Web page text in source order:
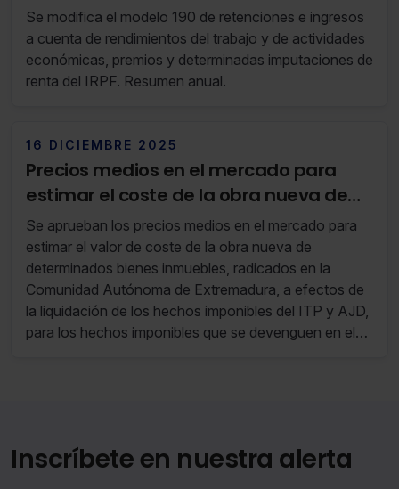
premios e imputaciones de renta en el
IRPF de Araba
Se modifica el modelo 190 de retenciones e ingresos
a cuenta de rendimientos del trabajo y de actividades
económicas, premios y determinadas imputaciones de
renta del IRPF. Resumen anual.
16 DICIEMBRE 2025
Precios medios en el mercado para
estimar el coste de la obra nueva de
determinados inmuebles en
Extremadura
Se aprueban los precios medios en el mercado para
estimar el valor de coste de la obra nueva de
determinados bienes inmuebles, radicados en la
Comunidad Autónoma de Extremadura, a efectos de
la liquidación de los hechos imponibles del ITP y AJD,
para los hechos imponibles que se devenguen en el
Inscríbete en nuestra alerta